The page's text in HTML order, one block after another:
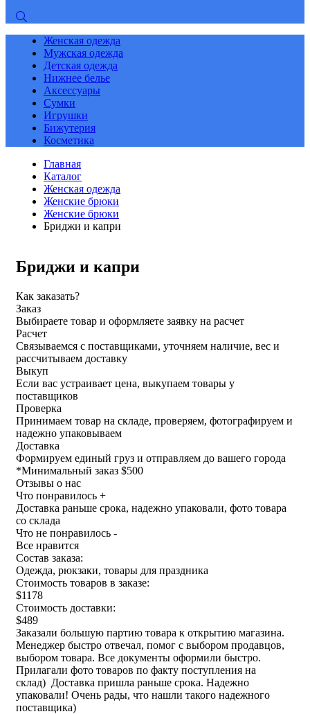
Женская одежда
Мужская одежда
Детская одежда
Нижнее белье
Аксессуары
Сумки
Игрушки
Бижутерия
Косметика
Главная
Каталог
Женская одежда
Женские брюки
Женские брюки
Бриджи и капри
Бриджи и капри
Как заказать?
Заказ
Выбираете товар и оформляете заявку на расчет
Расчет
Связываемся с поставщиками, уточняем наличие, вес и
рассчитываем доставку
Выкуп
Если вас устраивает цена, выкупаем товары у
поставщиков
Проверка
Принимаем товар на складе, проверяем, фотографируем и
надежно упаковываем
Доставка
Формируем единый груз и отправляем до вашего города
*Минимальный заказ $500
Отзывы о нас
Что понравилось +
Доставка раньше срока, надежно упаковали, фото товара
со склада
Что не понравилось -
Все нравится
Состав заказа:
Одежда, рюкзаки, товары для праздника
Стоимость товаров в заказе:
$1178
Стоимость доставки:
$489
Заказали большую партию товара к открытию магазина.
Менеджер быстро отвечал, помог с выбором продавцов,
выбором товара. Все документы оформили быстро.
Прилагали фото товаров по факту поступления на
склад) Доставка пришла раньше срока. Надежно
упаковали! Очень рады, что нашли такого надежного
поставщика)